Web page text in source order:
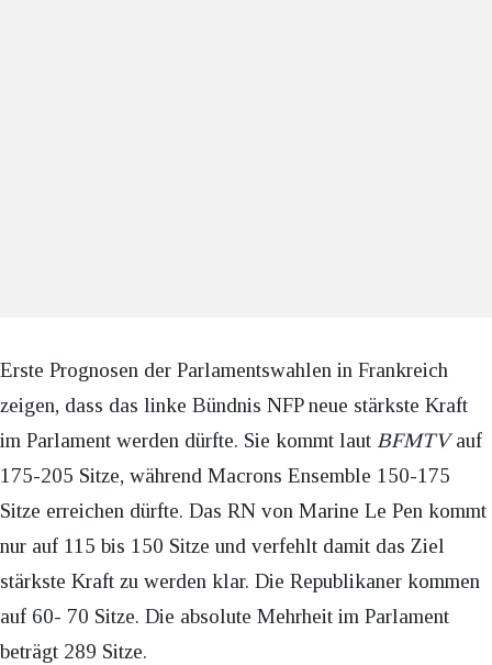
Erste Prognosen der Parlamentswahlen in Frankreich
zeigen, dass das linke Bündnis NFP neue stärkste Kraft
im Parlament werden dürfte. Sie kommt laut BFMTVauf
175-205 Sitze, während Macrons Ensemble 150-175
Sitze erreichen dürfte. Das RN von Marine Le Pen kommt
nur auf 115 bis 150 Sitze und verfehlt damit das Ziel
stärkste Kraft zu werden klar. Die Republikaner kommen
auf 60- 70 Sitze. Die absolute Mehrheit im Parlament
beträgt 289 Sitze.